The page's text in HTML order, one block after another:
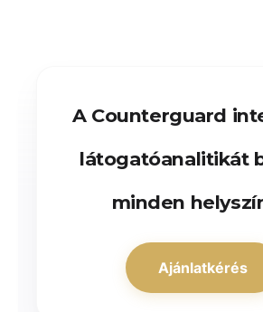
A Counterguard
látogatóanalitikát
minden
Ajánlatkérés